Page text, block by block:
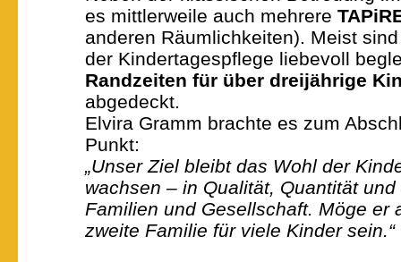
es mittlerweile auch mehrere
anderen Räumlichkeiten). Meist
der Kindertagespflege liebevoll
Randzeiten für über dreijährige
abgedeckt.
Elvira Gramm brachte es zum
Punkt:
„Unser Ziel bleibt das Wohl der
wachsen – in Qualität, Quantität
Familien und Gesellschaft. Möge er
zweite Familie für viele Kinder sein.“